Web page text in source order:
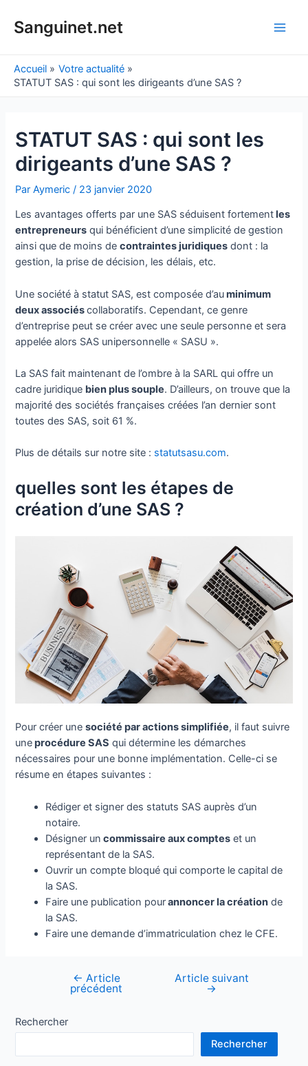
Sanguinet.net
Accueil
Votre actualité
STATUT SAS : qui sont les dirigeants d’une SAS ?
STATUT SAS : qui sont les
dirigeants d’une SAS ?
ParAymeric/ 23 janvier 2020
Les avantages offerts par une SAS séduisent fortement les
entrepreneurs qui bénéficient d’une simplicité de gestion
ainsi que de moins decontraintes juridiques dont : la
gestion, la prise de décision, les délais, etc.
Une société à statut SAS, est composée d’auminimum
deux associéscollaboratifs. Cependant, ce genre
d’entreprise peut se créer avec une seule personne et sera
appelée alors SAS unipersonnelle « SASU ».
La SAS fait maintenant de l’ombre à la SARL qui offre un
cadre juridique bien plus souple. D’ailleurs, on trouve que la
majorité des sociétés françaises créées l’an dernier sont
toutes des SAS, soit 61 %.
Plus de détails sur notre site : statutsasu.com.
quelles sont les étapes de
création d’une SAS ?
Pour créer unesociété par actions simplifiée, il faut suivre
uneprocédure SAS qui détermine les démarches
nécessaires pour une bonne implémentation. Celle-ci se
résume en étapes suivantes :
Rédiger et signer des statuts SAS auprès d’un
notaire.
Désigner un commissaire aux comptes et un
représentant de la SAS.
Ouvrir un compte bloqué qui comporte le capital de
la SAS.
Faire une publication pourannoncer la création de
la SAS.
Faire une demande d’immatriculation chez le CFE.
Navigation
← Article
précédent
Article suivant
→
Rechercher
Rechercher